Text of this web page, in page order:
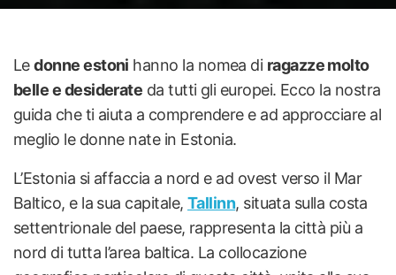
Ledonne estoni hanno la nomea di ragazze molto
belle e desiderate da tutti gli europei. Ecco la nostra
guida che ti aiuta a comprendere e ad approcciare al
meglio le donne nate in Estonia.
L’Estonia si affaccia a nord e ad ovest verso il Mar
Baltico, e la sua capitale, Tallinn, situata sulla costa
settentrionale del paese, rappresenta la città più a
nord di tutta l’area baltica. La collocazione